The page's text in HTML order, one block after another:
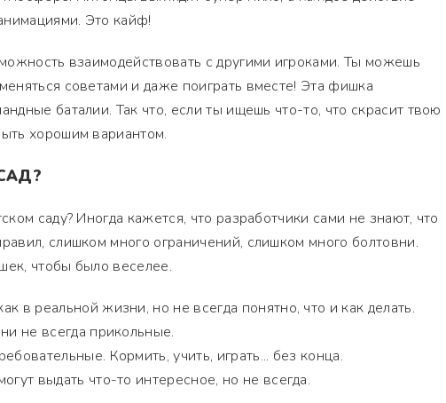
Это кайф!
взаимодействовать с другими игроками. Ты можешь
советами и даже поиграть вместе! Эта фишка
баталии. Так что, если ты ищешь что-то, что скрасит твою
хорошим вариантом.
саду? Иногда кажется, что разработчики сами не знают, что
слишком много ограничений, слишком много болтовни.
чтобы было веселее.
в реальной жизни, но не всегда понятно, что и как делать.
не всегда прикольные.
Кормить, учить, играть... без конца.
выдать что-то интересное, но не всегда.